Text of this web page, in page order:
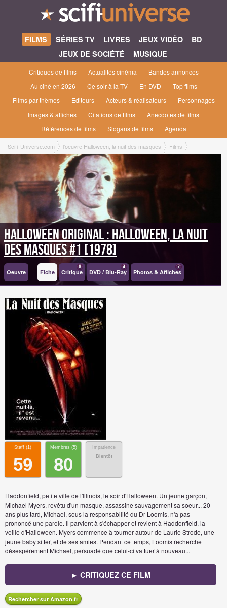
FILMS SÉRIES TV LIVRES JEUX VIDÉO
BD
JEUX DE SOCIÉTÉ
MUSIQUE
Critiques de films Actualités cinéma
Bandes annonces
Au ciné en 2026
Ce soir à la TV En DVD
Top films
Films par thèmes
Editeurs Acteurs & réalisateurs
Personnages
Images & affiches
Citations de films
Anecdotes de films
Références de films
Slogans de films Agenda
Scifi-Universe.com l'oeuvre Halloween, la nuit des masques
Films
Halloween original
Halloween, la nuit des masques #1 [1978]
Halloween original : Halloween, la nuit
des masques #1 [1978]
Oeuvre Fiche Critique
6
DVD / Blu-Ray
4
Photos & Affiches
7
Staff (1)
59
Membres (5)
80
Impatience
Bientôt
Haddonfield, petite ville de l'Illinois, le soir d'Halloween. Un jeune garçon,
Michael Myers, revêtu d'un masque, assassine sauvagement sa soeur... 20
ans plus tard, Michael, sous la responsabilité du Dr Loomis, n'a pas
prononcé une parole. Il parvient à s'échapper et revient à Haddonfield, la
veille d'Halloween. Myers commence à tourner autour de Laurie Strode, une
jeune baby sitter, et de ses amies. Pendant ce temps, Loomis recherche
désespérement Michael, persuadé que celui-ci va tuer à nouveau...
► CRITIQUEZ CE FILM
Rechercher sur Amazon.fr